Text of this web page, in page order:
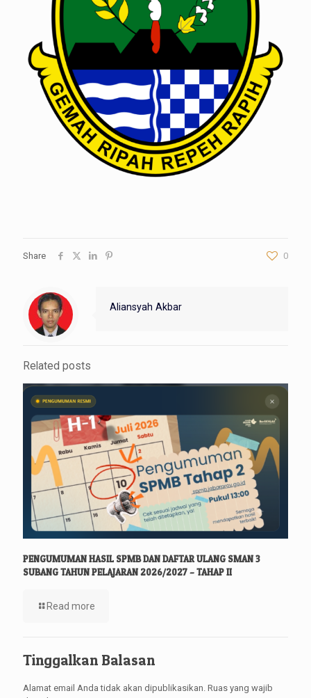
Share 0
Aliansyah Akbar
Related posts
PENGUMUMAN HASIL SPMB DAN DAFTAR ULANG SMAN 3
SUBANG TAHUN PELAJARAN 2026/2027 – TAHAP II
Read more
Tinggalkan Balasan
Alamat email Anda tidak akan dipublikasikan. Ruas yang wajib